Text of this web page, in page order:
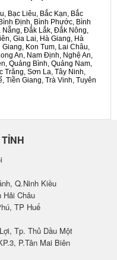
Bạc Liêu, Bắc Kạn, Bắc
Định, Bình Phước, Bình
Nẵng, Đắk Lắk, Đắk Nông,
Gia Lai, Hà Giang, Hà
Kon Tum, Lai Châu,
An, Nam Định, Nghệ An,
Quảng Bình, Quảng Nam,
Trăng, Sơn La, Tây Ninh,
Tiền Giang, Trà Vinh, Tuyên
Q.Ninh Kiều
Hải Châu
TP Huế
Tp. Thủ Dầu Một
P.Tân Mai Biên